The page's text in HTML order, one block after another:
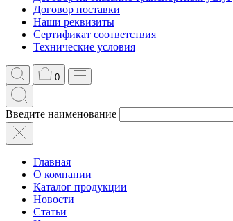
Договор поставки
Наши реквизиты
Сертификат соответствия
Технические условия
0
Введите наименование
Главная
О компании
Каталог продукции
Новости
Статьи